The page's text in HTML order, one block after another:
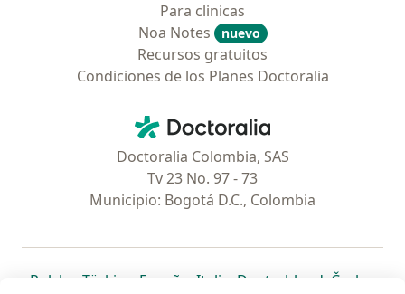
Para clinicas
Noa Notes
nuevo
Recursos gratuitos
Condiciones de los Planes Doctoralia
Doctoralia - Página de inicio
Doctoralia Colombia, SAS
Tv 23 No. 97 - 73
Municipio: Bogotá D.C., Colombia
Polska se abre en una nueva pestaña
Türkiye se abre en una nueva pestaña
España se abre en una nueva pestaña
Italia se abre en una nueva
Deutschlandse abre en
Česko